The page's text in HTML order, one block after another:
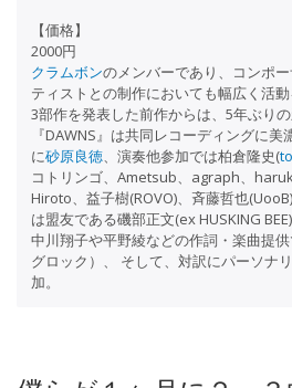
【価格】
2000円
クラムボンのメンバーであり、コンポ
ティストとの制作においても幅広く活
3部作を発表した前作からは、5年ぶり
『DAWNS』は共同レコーディングに美
に砂原良徳、演奏他参加では柏倉隆史(
コトリンゴ、Ametsub、agraph、
Hiroto、益子樹(ROVO)、斉藤哲也
は盟友である磯部正文(ex HUSKING
中川翔子や平野綾などの作詞・楽曲提
グロック）、 そして、対訳にパーソナ
加。